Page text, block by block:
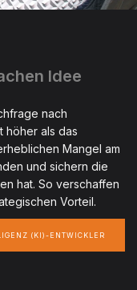
Idee
nach
höher als das
Mangel am
und sichern die
hat. So verschaffen
Vorteil.
(KI)-ENTWICKLER